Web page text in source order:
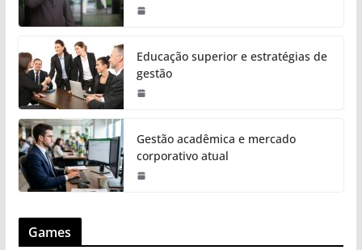
Educação superior e estratégias de
gestão
Gestão acadêmica e mercado
corporativo atual
Games